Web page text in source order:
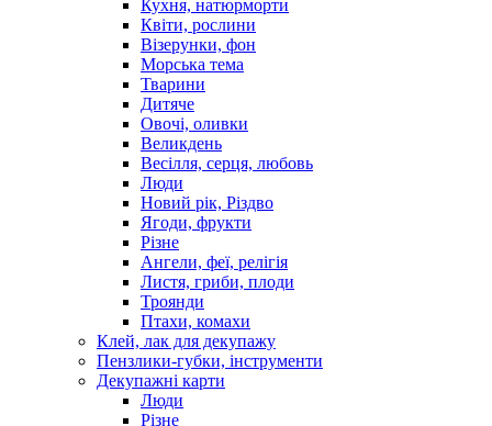
Кухня, натюрморти
Квіти, рослини
Візерунки, фон
Морська тема
Тварини
Дитяче
Овочі, оливки
Великдень
Весілля, серця, любовь
Люди
Новий рік, Різдво
Ягоди, фрукти
Різне
Ангели, феї, релігія
Листя, гриби, плоди
Троянди
Птахи, комахи
Клей, лак для декупажу
Пензлики-губки, інструменти
Декупажні карти
Люди
Різне